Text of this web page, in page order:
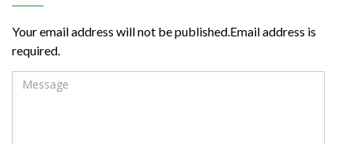
Your email address will not be published.Email address is
required.